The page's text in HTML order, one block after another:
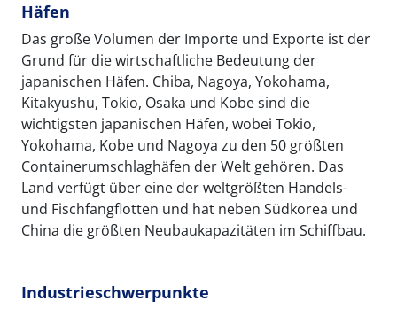
Häfen
Das große Volumen der Importe und Exporte ist der
Grund für die wirtschaftliche Bedeutung der
japanischen Häfen. Chiba, Nagoya, Yokohama,
Kitakyushu, Tokio, Osaka und Kobe sind die
wichtigsten japanischen Häfen, wobei Tokio,
Yokohama, Kobe und Nagoya zu den 50 größten
Containerumschlaghäfen der Welt gehören. Das
Land verfügt über eine der weltgrößten Handels-
und Fischfangflotten und hat neben Südkorea und
China die größten Neubaukapazitäten im Schiffbau.
Industrieschwerpunkte